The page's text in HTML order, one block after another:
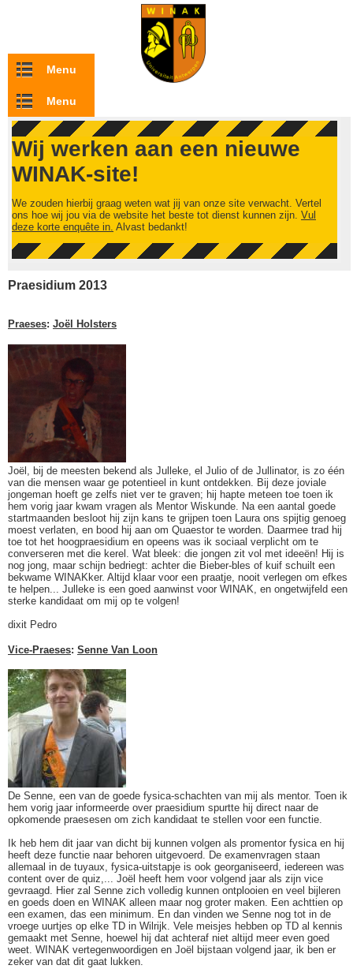
Overslaan en naar de inhoud gaan
Menu
Menu
Wij werken aan een nieuwe
WINAK-site!
We zouden hierbij graag weten wat jij van onze site verwacht. Vertel
ons hoe wij jou via de website het beste tot dienst kunnen zijn. Vul
deze korte enquête in. Alvast bedankt!
Praesidium 2013
Praeses: Joël Holsters
Joël, bij de meesten bekend als Julleke, el Julio of de Jullinator, is zo één
van die mensen waar ge potentieel in kunt ontdekken. Bij deze joviale
jongeman hoeft ge zelfs niet ver te graven; hij hapte meteen toe toen ik
hem vorig jaar kwam vragen als Mentor Wiskunde. Na een aantal goede
startmaanden besloot hij zijn kans te grijpen toen Laura ons spijtig genoeg
moest verlaten, en bood hij aan om Quaestor te worden. Daarmee trad hij
toe tot het hoogpraesidium en opeens was ik sociaal verplicht om te
converseren met die kerel. Wat bleek: die jongen zit vol met ideeën! Hij is
nog jong, maar schijn bedriegt: achter die Bieber-bles of kuif schuilt een
bekwame WINAKker. Altijd klaar voor een praatje, nooit verlegen om efkes
te helpen... Julleke is een goed aanwinst voor WINAK, en ongetwijfeld een
sterke kandidaat om mij op te volgen!
dixit Pedro
Vice-Praeses: Senne Van Loon
De Senne, een van de goede fysica-schachten van mij als mentor. Toen ik
hem vorig jaar informeerde over praesidium spurtte hij direct naar de
opkomende praesesen om zich kandidaat te stellen voor een functie.
Ik heb hem dit jaar van dicht bij kunnen volgen als promentor fysica en hij
heeft deze functie naar behoren uitgevoerd. De examenvragen staan
allemaal in de tuyaux, fysica-uitstapje is ook georganiseerd, iedereen was
content over de quiz,... Joël heeft hem voor volgend jaar als zijn vice
gevraagd. Hier zal Senne zich volledig kunnen ontplooien en veel bijleren
en goeds doen en WINAK alleen maar nog groter maken. Een achttien op
een examen, das een minimum. En dan vinden we Senne nog tot in de
vroege uurtjes op elke TD in Wilrijk. Vele meisjes hebben op TD al kennis
gemaakt met Senne, hoewel hij dat achteraf niet altijd meer even goed
weet. WINAK vertegenwoordigen en Joël bijstaan volgend jaar, ik ben er
zeker van dat dit gaat lukken.